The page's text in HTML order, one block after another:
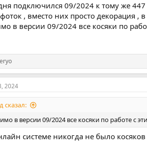
подключился 09/2024 к тому же
, вместо них просто декорация ,
в версии 09/2024 все косяки по
2024
сказал:
в версии 09/2024 все косяки по работе с
системе никогда не было